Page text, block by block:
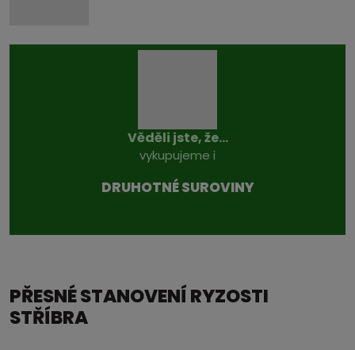
Věděli jste, že...
vykupujeme i
DRUHOTNÉ SUROVINY
PŘESNÉ STANOVENÍ RYZOSTI
STŘÍBRA